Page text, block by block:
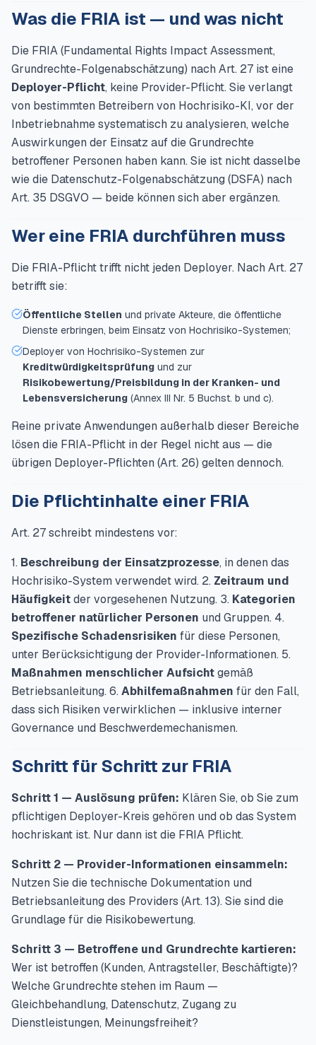
Was die FRIA ist — und was nicht
Die FRIA (Fundamental Rights Impact Assessment,
Grundrechte-Folgenabschätzung) nach Art. 27 ist eine
Deployer-Pflicht, keine Provider-Pflicht. Sie verlangt
von bestimmten Betreibern von Hochrisiko-KI, vor der
Inbetriebnahme systematisch zu analysieren, welche
Auswirkungen der Einsatz auf die Grundrechte
betroffener Personen haben kann. Sie ist nicht dasselbe
wie die Datenschutz-Folgenabschätzung (DSFA) nach
Art. 35 DSGVO — beide können sich aber ergänzen.
Wer eine FRIA durchführen muss
Die FRIA-Pflicht trifft nicht jeden Deployer. Nach Art. 27
betrifft sie:
Öffentliche Stellen und private Akteure, die öffentliche
Dienste erbringen, beim Einsatz von Hochrisiko-Systemen;
Deployer von Hochrisiko-Systemen zur
Kreditwürdigkeitsprüfung und zur
Risikobewertung/Preisbildung in der Kranken- und
Lebensversicherung (Annex III Nr. 5 Buchst. b und c).
Reine private Anwendungen außerhalb dieser Bereiche
lösen die FRIA-Pflicht in der Regel nicht aus — die
übrigen Deployer-Pflichten (Art. 26) gelten dennoch.
Die Pflichtinhalte einer FRIA
Art. 27 schreibt mindestens vor:
1. Beschreibung der Einsatzprozesse, in denen das
Hochrisiko-System verwendet wird. 2. Zeitraum und
Häufigkeitder vorgesehenen Nutzung. 3. Kategorien
betroffener natürlicher Personen und Gruppen. 4.
Spezifische Schadensrisiken für diese Personen,
unter Berücksichtigung der Provider-Informationen. 5.
Maßnahmen menschlicher Aufsichtgemäß
Betriebsanleitung. 6. Abhilfemaßnahmen für den Fall,
dass sich Risiken verwirklichen — inklusive interner
Governance und Beschwerdemechanismen.
Schritt für Schritt zur FRIA
Schritt 1 — Auslösung prüfen: Klären Sie, ob Sie zum
pflichtigen Deployer-Kreis gehören und ob das System
hochriskant ist. Nur dann ist die FRIA Pflicht.
Schritt 2 — Provider-Informationen einsammeln:
Nutzen Sie die technische Dokumentation und
Betriebsanleitung des Providers (Art. 13). Sie sind die
Grundlage für die Risikobewertung.
Schritt 3 — Betroffene und Grundrechte kartieren:
Wer ist betroffen (Kunden, Antragsteller, Beschäftigte)?
Welche Grundrechte stehen im Raum —
Gleichbehandlung, Datenschutz, Zugang zu
Dienstleistungen, Meinungsfreiheit?